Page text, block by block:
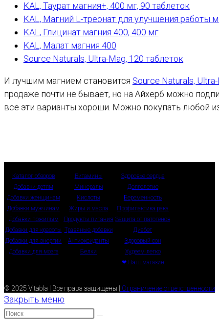
KAL, Таурат магния+, 400 мг, 90 таблеток
KAL, Магний L-треонат для улучшения работы
KAL, Глицинат магния 400, 400 мг
KAL, Малат магния 400
Source Naturals, Ultra-Mag, 120 таблеток
И лучшим магнием становится Source Naturals,
продаже почти не бывает, но на Айхерб можно
все эти варианты хороши. Можно покупать любой
Каталог обзоров
Добавки детям
Добавки женщинам
Добавки мужчинам
Добавки пожилым
Добавки для красоты
Добавки для энергии
Добавки для мозга
Витамины
Минералы
Кислоты
Жиры и масла
Продукты питания
Травяные добавки
Антиоксиданты
Белки
Здоровье сердца
Долголетие
Беременность
Профилактика рака
Защита от патогенов
Диабет
Здоровый сон
Худеем легко
❤ Наш магазин
© 2025 Vitabla | Все права защищены | Ограничение ответственности
Закрыть меню